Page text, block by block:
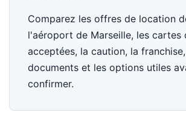
Comparez les offres de location
l'aéroport de Marseille, les cartes
acceptées, la caution, la
documents et les options utiles
confirmer.